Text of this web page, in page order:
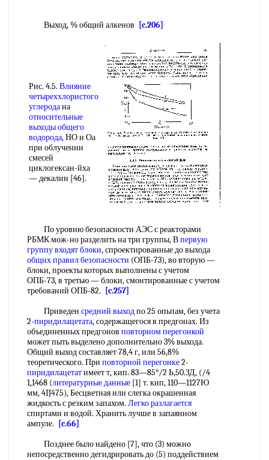
Выход, % общий алкенов [c.206]
Рис. 4.5. Влияние
четыреххлористого
углеродана
относительные
выходыобщего
водорода, НО и Оа
при облучении
смесей
циклогексан-йха
— декалин [46].
По уровню безопасности АЭС с реакторами
РБМК мож-но разделить на три группы, Впервую
группувходят блоки, спроектированные до выхода
общих правил безопасности (ОПБ-73), во вторую —
блоки, проекты которых выполнены с учетом
ОПБ-73, в третью — блоки, смонтированные с учетом
требований ОПБ-82.
[c.257]
Приведен средний выходпо 25 опьпам, без учета
2-пиридилацетата, содержащегося в предгонах. Из
объединенных предгонов повторном перегонкой
может пыть выделено дополнительно 3% выхода.
Общий выход составляет 78,4 г, или 56,8%
теоретического. При повторной перегонке2-
пиридилацетатимеет т, кип. 83—85°/2 Ь,50.ЗД, (/4
1,1468 (литературные данные [1] т. кип, 110—1127Ю
мм, 4IJ475), Бесцветная или слегка окрашенная
жидкость с резким запахом. Легко разлагается
спиртами и водой. Хранить лучше в запаянном
ампуле.
[c.66]
Позднее было найдено [7], что (3) можно
непосредственно дегидрировать до (5) поддействием